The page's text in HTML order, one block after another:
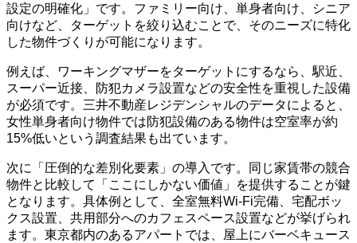
設定の明確化」です。ファミリー向け、単身者向け、シニア
向けなど、ターゲットを絞り込むことで、そのニーズに特化
した物件づくりが可能になります。
例えば、ワーキングマザーをターゲットにするなら、駅近、
スーパー近接、防犯カメラ設置などの安全性を重視した設備
が必須です。三井不動産レジデンシャルのデータによると、
女性単身者向け物件では防犯設備のある物件は空室率が約
15%低いという調査結果も出ています。
次に「圧倒的な差別化要素」の導入です。同じ家賃帯の競合
物件と比較して「ここにしかない価値」を提供することが鍵
となります。具体例として、全室無料Wi-Fi完備、宅配ボッ
クス設置、共用部分へのカフェスペース設置などが挙げられ
ます。東京都内のあるアパートでは、屋上にバーベキュース